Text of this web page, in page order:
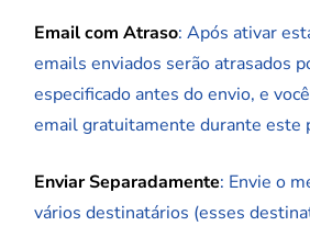
Email com Atraso: Após ativar
emails enviados serão atrasados
especificado antes do envio, e
email gratuitamente durante este
Enviar Separadamente: Envie o
vários destinatários (esses